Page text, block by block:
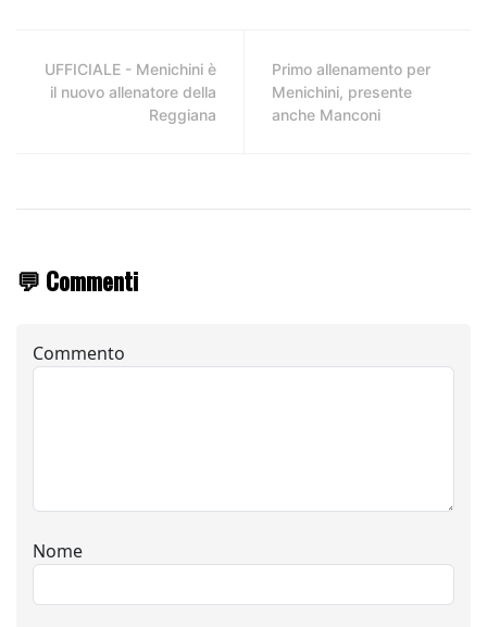
UFFICIALE - Menichini è
il nuovo allenatore della
Reggiana
Primo allenamento per
Menichini, presente
anche Manconi
💬 Commenti